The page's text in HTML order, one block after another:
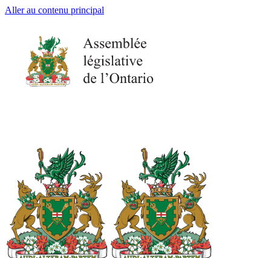
Aller au contenu principal